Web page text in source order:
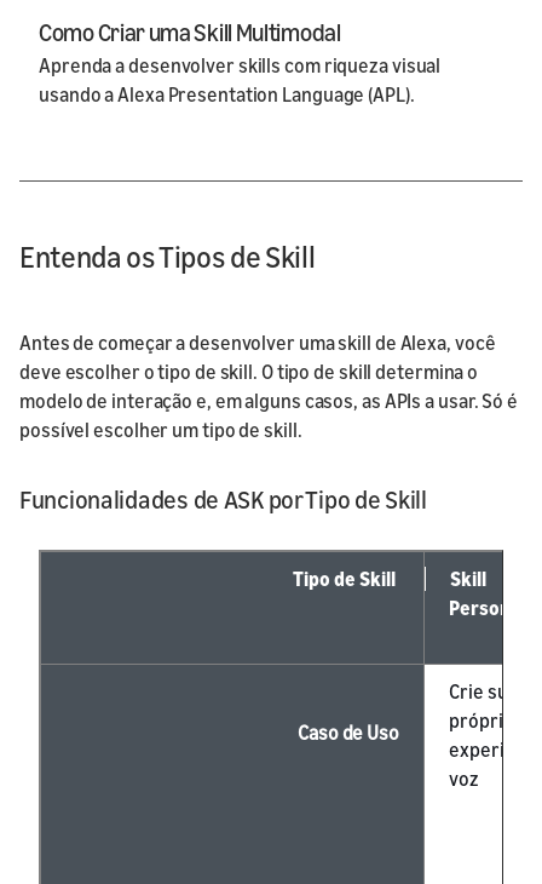
Como Criar uma Skill Multimodal
Aprenda a desenvolver skills com riqueza visual
usando a Alexa Presentation Language (APL).
Entenda os Tipos de Skill
Antes de começar a desenvolver uma skill de Alexa, você
deve escolher o tipo de skill. O tipo de skill determina o
modelo de interação e, em alguns casos, as APIs a usar. Só é
possível escolher um tipo de skill.
Funcionalidades de ASK por Tipo de Skill
Tipo de Skill
Skill
Caso de Uso
Crie sua
própria
voz